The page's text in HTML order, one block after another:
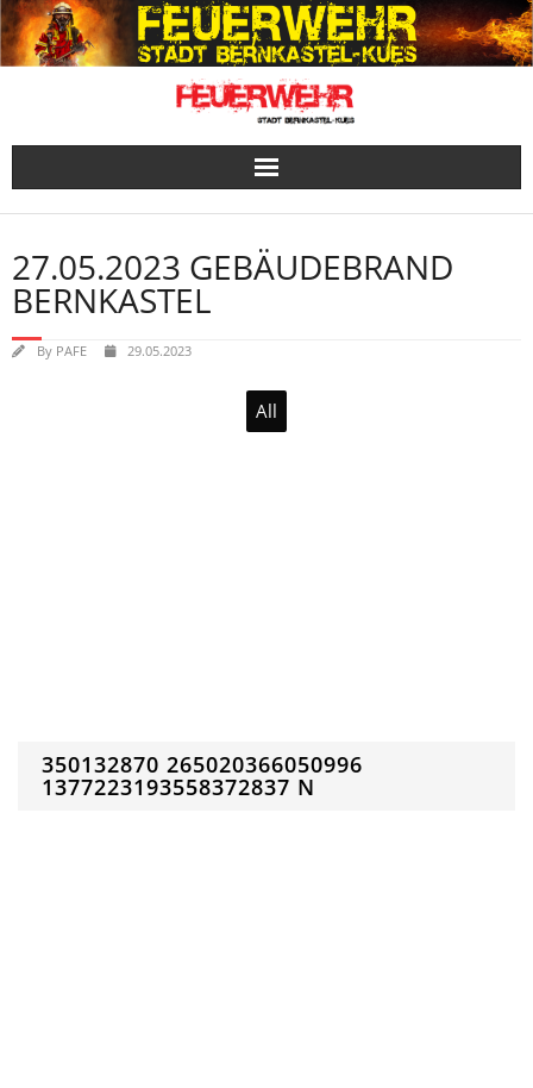
Skip
to
content
27.05.2023 GEBÄUDEBRAND
BERNKASTEL
By PAFE 29.05.2023
All
350132870 265020366050996
1377223193558372837 N